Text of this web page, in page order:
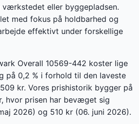
værkstedet eller byggepladsen.
med fokus på holdbarhed og
effektivt under forskellige
Overall 10569-442 koster lige
på 0,2 % i forhold til den laveste
kr. Vores prishistorik bygger på
hvor prisen har bevæget sig
2026) og 510 kr (06. juni 2026).